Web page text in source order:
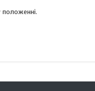
положенні.